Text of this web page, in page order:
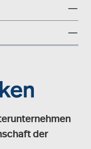
der